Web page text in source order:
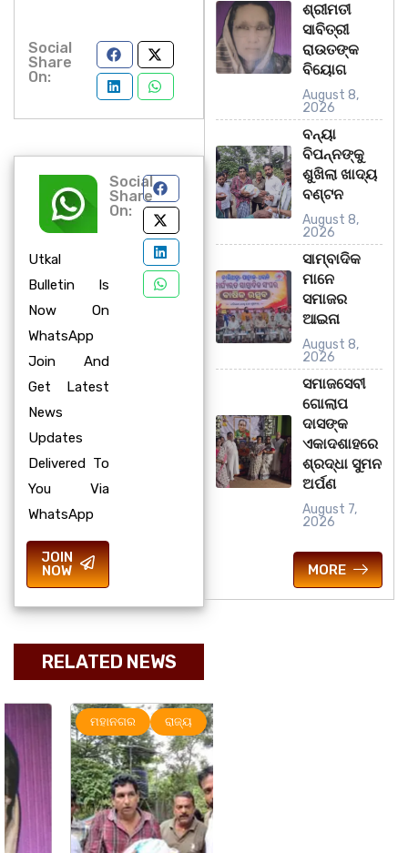
Social
Share
On:
Utkal
Bulletin Is
Now On
WhatsApp
Join And
Get Latest
News
Updates
Delivered To
You Via
WhatsApp
JOIN
NOW
Social
Share
On:
RELATED NEWS
ମହାନଗର ରାଜ୍ୟ
ଶ୍ରୀମତୀ
ସାବିତ୍ରୀ
ରାଉତଙ୍କ
ବିୟୋଗ
August 8,
2026
ବନ୍ୟା
ବିପନ୍ନଙ୍କୁ
ଶୁଖିଲା ଖାଦ୍ୟ
ବଣ୍ଟନ
August 8,
2026
ସାମ୍ବାଦିକ
ମାନେ
ସମାଜର
ଆଇନା
August 8,
2026
ସମାଜସେବୀ
ଗୋଲାପ
ଦାସଙ୍କ
ଏକାଦଶାହରେ
ଶ୍ରଦ୍ଧା ସୁମନ
ଅର୍ପଣ
August 7,
2026
MORE